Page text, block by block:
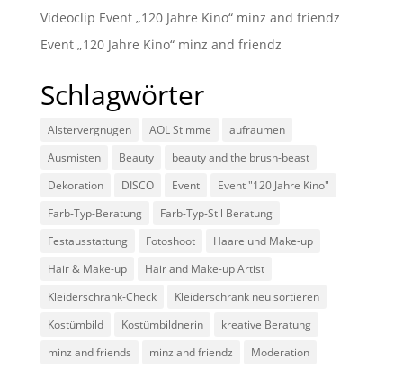
Videoclip Event „120 Jahre Kino“ minz and friendz
Event „120 Jahre Kino“ minz and friendz
Schlagwörter
Alstervergnügen AOL Stimme
aufräumen
Ausmisten
Beauty
beauty and the brush-beast
Dekoration
DISCO Event
Event "120 Jahre Kino"
Farb-Typ-Beratung
Farb-Typ-Stil Beratung
Festausstattung
Fotoshoot
Haare und Make-up
Hair & Make-up
Hair and Make-up Artist
Kleiderschrank-Check
Kleiderschrank neu sortieren
Kostümbild
Kostümbildnerin
kreative Beratung
minz and friends
minz and friendz
Moderation